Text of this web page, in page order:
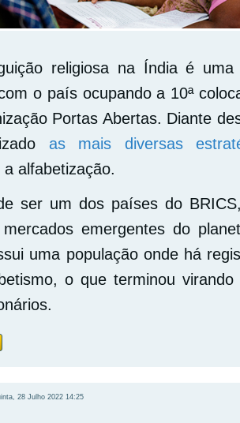
religiosa na Índia é
o país ocupando a 10ª
Portas Abertas. Diante
as mais diversas
a alfabetização.
ser um dos países do
mercados emergentes do
uma população onde há
o que terminou
28 Julho 2022 14:25